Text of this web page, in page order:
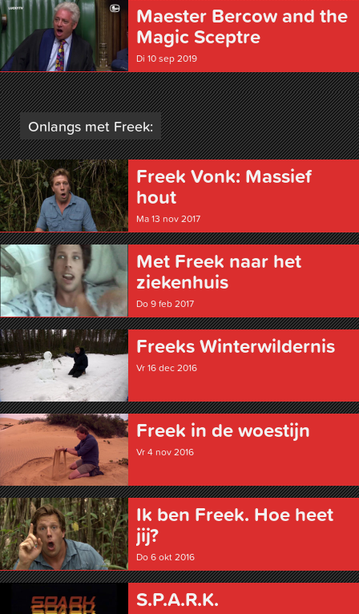
Maester Bercow and the
Magic Sceptre
Di 10 sep 2019
Onlangs met Freek:
Freek Vonk: Massief
hout
Ma 13 nov 2017
Met Freek naar het
ziekenhuis
Do 9 feb 2017
Freeks Winter­wildernis
Vr 16 dec 2016
Freek in de woestijn
Vr 4 nov 2016
Ik ben Freek. Hoe heet
jij?
Do 6 okt 2016
S.P.A.R.K.